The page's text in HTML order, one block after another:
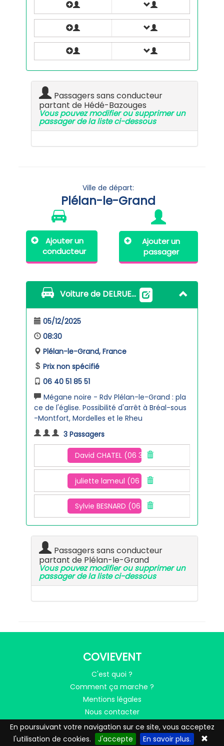
Passagers sans conducteur
partant de Hédé-Bazouges
Vous pouvez modifier ou supprimer un
passager de la liste ci-dessous
Ville de départ:
Plélan-le-Grand
Ajouter un
conducteur
Ajouter un
passager
Voiture de DELRUE Catherine
05/12/2025
08:30
Plélan-le-Grand, France
Prix non spécifié
06 40 51 85 51
Mégane noire - Rdv Plélan-le-Grand : pla
ce de l'église. Possibilité d'arrêt à Bréal-sous
-Montfort, Mordelles et le Rheu
3 Passagers
David CHATEL (06 33 68 07 83)
juliette lameul (06 84 32 21 01)
Sylvie BESNARD (06 60 88 22 39)
Passagers sans conducteur
partant de Plélan-le-Grand
Vous pouvez modifier ou supprimer un
passager de la liste ci-dessous
COVIEVENT
C'est quoi ?
Comment ça marche ?
Mentions légales
Nous contacter
En poursuivant votre navigation sur ce site, vous acceptez
l'utilisation de cookies.
J'accepte En savoir plus.